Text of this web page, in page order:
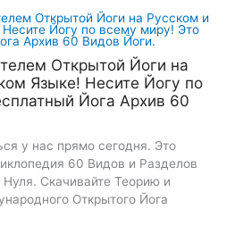
Открытой Йоги на
Языке! Несите Йогу по
Йога Архив 60
у нас прямо сегодня. Это
60 Видов и Разделов
Скачивайте Теорию и
Открытого Йога